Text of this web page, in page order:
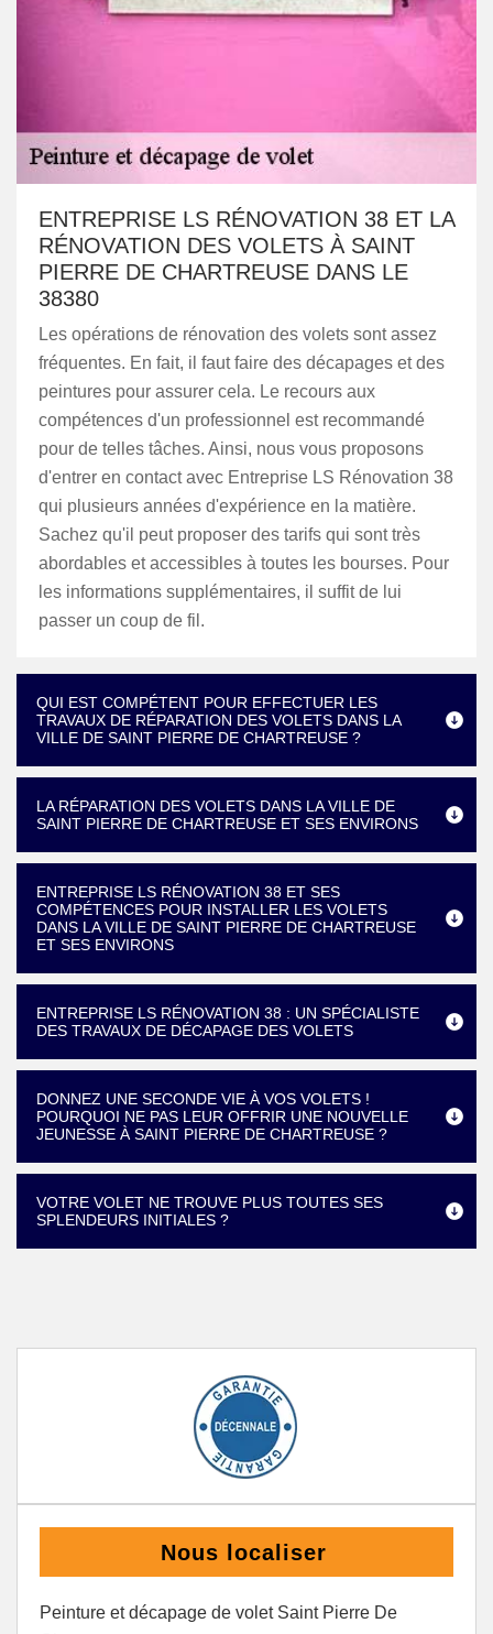
ENTREPRISE LS RÉNOVATION 38 ET LA
RÉNOVATION DES VOLETS À SAINT
PIERRE DE CHARTREUSE DANS LE
38380
Les opérations de rénovation des volets sont assez
fréquentes. En fait, il faut faire des décapages et des
peintures pour assurer cela. Le recours aux
compétences d'un professionnel est recommandé
pour de telles tâches. Ainsi, nous vous proposons
d'entrer en contact avec Entreprise LS Rénovation 38
qui plusieurs années d'expérience en la matière.
Sachez qu'il peut proposer des tarifs qui sont très
abordables et accessibles à toutes les bourses. Pour
les informations supplémentaires, il suffit de lui
passer un coup de fil.
QUI EST COMPÉTENT POUR EFFECTUER LES
TRAVAUX DE RÉPARATION DES VOLETS DANS LA
VILLE DE SAINT PIERRE DE CHARTREUSE ?
LA RÉPARATION DES VOLETS DANS LA VILLE DE
SAINT PIERRE DE CHARTREUSE ET SES ENVIRONS
ENTREPRISE LS RÉNOVATION 38 ET SES
COMPÉTENCES POUR INSTALLER LES VOLETS
DANS LA VILLE DE SAINT PIERRE DE CHARTREUSE
ET SES ENVIRONS
ENTREPRISE LS RÉNOVATION 38 : UN SPÉCIALISTE
DES TRAVAUX DE DÉCAPAGE DES VOLETS
DONNEZ UNE SECONDE VIE À VOS VOLETS !
POURQUOI NE PAS LEUR OFFRIR UNE NOUVELLE
JEUNESSE À SAINT PIERRE DE CHARTREUSE ?
VOTRE VOLET NE TROUVE PLUS TOUTES SES
SPLENDEURS INITIALES ?
Nous localiser
Peinture et décapage de volet Saint Pierre De